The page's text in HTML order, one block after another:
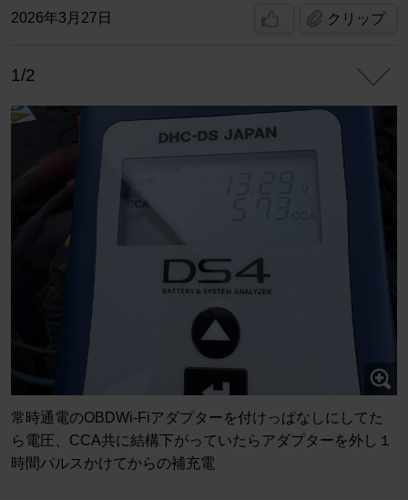
2026年3月27日 クリップ
1/2
常時通電のOBDWi-Fiアダプターを付けっぱなしにしてた
ら電圧、CCA共に結構下がっていたらアダプターを外し１
時間パルスかけてからの補充電